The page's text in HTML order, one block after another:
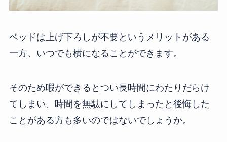
ベッドは上げ下ろしが不要というメリットがある
一方、いつでも横になることができます。
そのため暇ができるとつい長時間にわたりだらけ
てしまい、時間を無駄にしてしまったと後悔した
ことがある方も多いのではないでしょうか。